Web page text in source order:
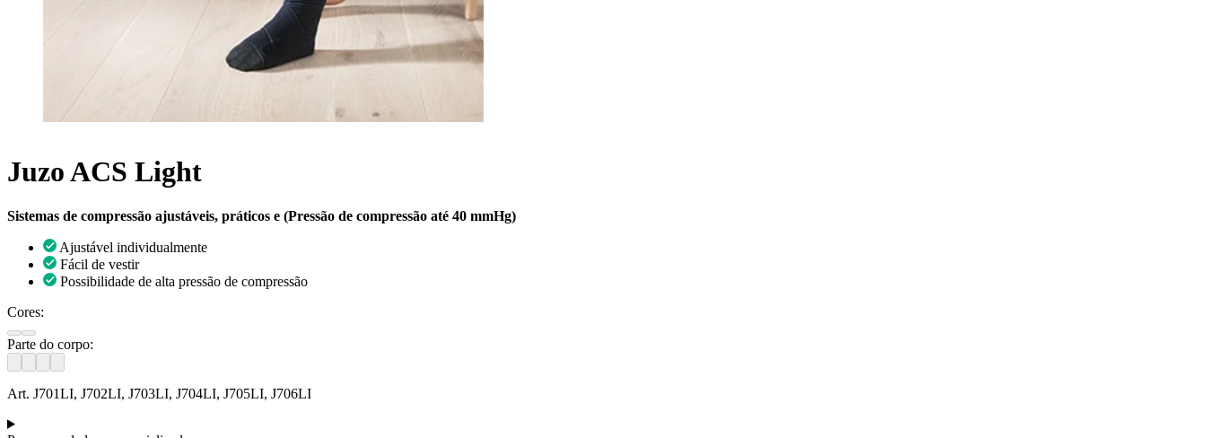
Juzo ACS Light
Sistemas de compressão ajustáveis, práticos e (Pressão de compressão até 40 mmHg)
Ajustável individualmente
Fácil de vestir
Possibilidade de alta pressão de compressão
Cores:
Parte do corpo:
Art. J701LI, J702LI, J703LI, J704LI, J705LI, J706LI